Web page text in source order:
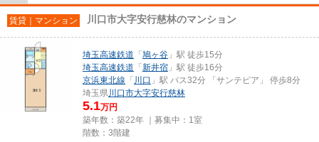
賃貸｜マンション 川口市大字安行慈林のマンション
埼玉高速鉄道 「 鳩ヶ谷 」駅 徒歩15分
埼玉高速鉄道 「 新井宿 」駅 徒歩16分
京浜東北線 「 川口 」駅 バス32分 「サンテピア」 停歩8分
埼玉県川口市大字安行慈林
5.1万円
築年数：築22年 ｜募集中： 1室
階数：3階建